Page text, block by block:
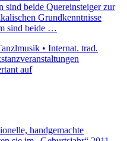
sind beide Quereinsteiger zur
Grundkenntnisse
sind beide …
• Internat. trad.
auf
handgemachte